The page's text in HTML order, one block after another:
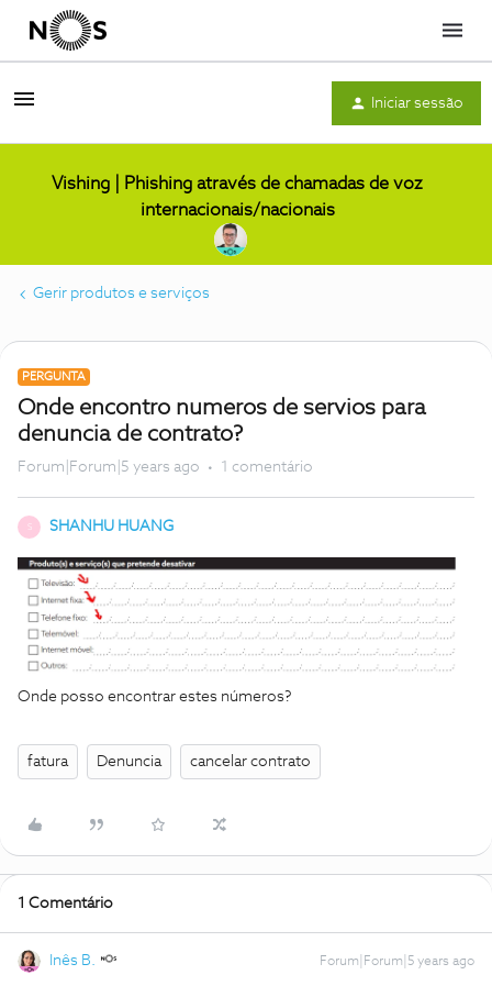
Menu
Iniciar sessão
Vishing | Phishing através de chamadas de voz
internacionais/nacionais
Gerir produtos e serviços
PERGUNTA
Onde encontro numeros de servios para
denuncia de contrato?
Forum|Forum|5 years ago 1 comentário
S SHANHU HUANG
Onde posso encontrar estes números?
fatura Denuncia cancelar contrato
1 Comentário
Inês B. Forum|Forum|5 years ago